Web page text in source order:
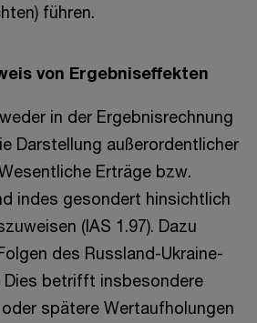
führen.
von Ergebniseffekten
in der Ergebnisrechnung
Darstellung außerordentlicher
Erträge bzw.
indes gesondert hinsichtlich
(IAS 1.97). Dazu
des Russland-Ukraine-
Dies betrifft insbesondere
spätere Wertaufholungen